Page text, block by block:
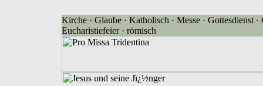
Kirche · Glaube · Katholisch · Messe · Gottesdienst
Eucharistiefeier · römisch